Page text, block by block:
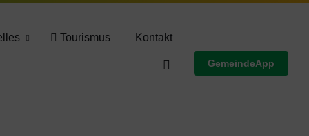
Tourismus Kontakt
GemeindeApp